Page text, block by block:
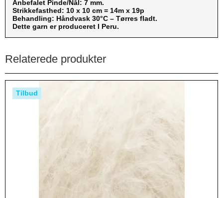
Anbefalet Pinde/Nål: 7 mm.
Strikkefasthed: 10 x 10 cm = 14m x 19p
Behandling: Håndvask 30°C – Tørres fladt.
Dette garn er produceret I Peru.
Relaterede produkter
Tilbud